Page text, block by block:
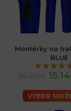
Montérky na
BLUE
VÝBER